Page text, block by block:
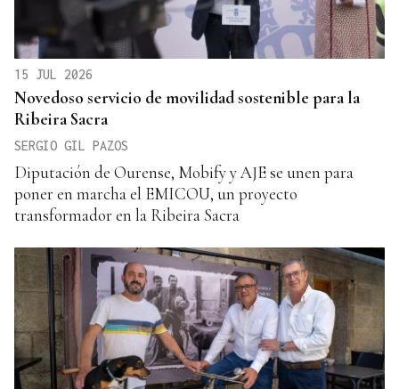
15 JUL 2026
Novedoso servicio de movilidad sostenible para la
Ribeira Sacra
SERGIO GIL PAZOS
Diputación de Ourense, Mobify y AJE se unen para
poner en marcha el EMICOU, un proyecto
transformador en la Ribeira Sacra